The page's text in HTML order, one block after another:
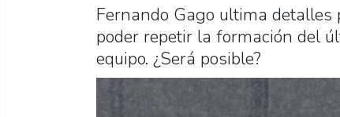
Fernando Gago ultima
poder repetir la formación del
equipo. ¿Será posible?